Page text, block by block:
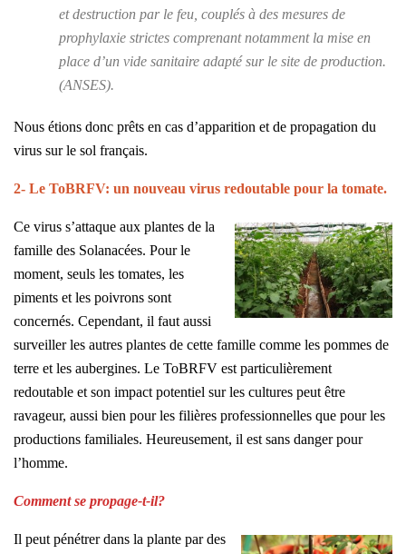
et destruction par le feu, couplés à des mesures de
prophylaxie strictes comprenant notamment la mise en
place d’un vide sanitaire adapté sur le site de production.
(ANSES).
Nous étions donc prêts en cas d’apparition et de propagation du
virus sur le sol français.
2- Le ToBRFV: un nouveau virus redoutable pour la tomate.
Ce virus s’attaque aux plantes de la
famille des Solanacées. Pour le
moment, seuls les tomates, les
piments et les poivrons sont
concernés. Cependant, il faut aussi
surveiller les autres plantes de cette famille comme les pommes de
terre et les aubergines. Le ToBRFV est particulièrement
redoutable et son impact potentiel sur les cultures peut être
ravageur, aussi bien pour les filières professionnelles que pour les
productions familiales. Heureusement, il est sans danger pour
l’homme.
Comment se propage-t-il?
Il peut pénétrer dans la plante par des